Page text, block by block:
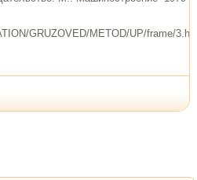
GRUZOVED/METOD/UP/frame/3.htm